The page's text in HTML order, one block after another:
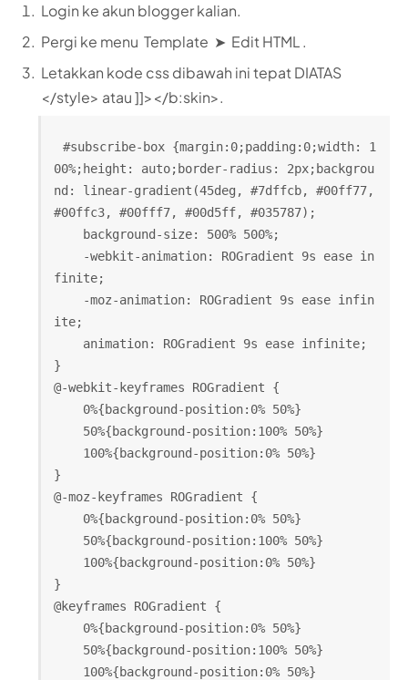
Login ke akun blogger kalian.
Pergi ke menu Template ➤ Edit HTML .
Letakkan kode css dibawah ini tepat DIATAS
</style> atau]]></b:skin>.
#subscribe-box {margin:0;padding:0;width: 1
00%;height: auto;border-radius: 2px;backgrou
nd: linear-gradient(45deg, #7dffcb, #00ff77,
#00ffc3, #00fff7, #00d5ff, #035787);
    background-size: 500% 500%;
finite;
ite;
    animation: ROGradient 9s ease infinite;
}
@-webkit-keyframes ROGradient {
    0%{background-position:0% 50%}
    50%{background-position:100% 50%}
    100%{background-position:0% 50%}
}
@-moz-keyframes ROGradient {
    0%{background-position:0% 50%}
    50%{background-position:100% 50%}
    100%{background-position:0% 50%}
}
@keyframes ROGradient {
    0%{background-position:0% 50%}
    50%{background-position:100% 50%}
    100%{background-position:0% 50%}